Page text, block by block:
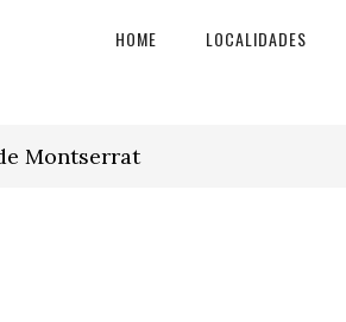
HOME LOCALIDADES
Montserrat